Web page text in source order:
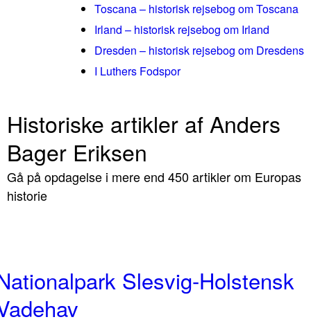
Toscana – historisk rejsebog om Toscana
Irland – historisk rejsebog om Irland
Dresden – historisk rejsebog om Dresdens
I Luthers Fodspor
Historiske artikler af Anders
Bager Eriksen
Gå på opdagelse i mere end 450 artikler om Europas
historie
Slesvig-Holstensk